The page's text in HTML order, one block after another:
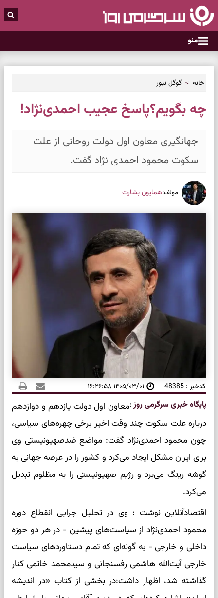
منو
خانه گوگل نیوز
چه بگویم؟پاسخ عجیب احمدی‌نژاد!
جهانگیری معاون اول دولت روحانی از علت
سکوت محمود احمدی نژاد گفت.
مولف:همایون بشارت
کدخبر : 48385 ۱۴۰۵/۰۳/۰۱ ۱۶:۲۶:۵۸
پایگاه خبری سرگرمی روز:معاون اول دولت یازدهم و دوازدهم
درباره علت سکوت چند وقت اخیر برخی چهره‌های سیاسی،
چون محمود احمدی‌نژاد گفت: مواضع ضدصهیونیستی وی
برای ایران مشکل ایجاد می‌کرد و کشور را در عرصه جهانی به
گوشه رینگ می‌برد و رژیم صهیونیستی را به مظلوم تبدیل
می‌کرد.
اقتصادآنلاین نوشت : وی در تحلیل چرایی انقطاع دوره
محمود احمدی‌نژاد از سیاست‌های پیشین - در هر دو حوزه
داخلی و خارجی - به گونه‌ای که تمام دستاورد‌های سیاست
خارجی آیت‌الله هاشمی رفسنجانی و سیدمحمد خاتمی کنار
گذاشته شد، اظهار داشت:در بخشی از کتاب «در اندیشه